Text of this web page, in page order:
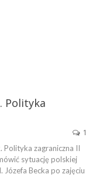
Polityka
1
Polityka zagraniczna II
sytuację polskiej
Becka po zajęciu